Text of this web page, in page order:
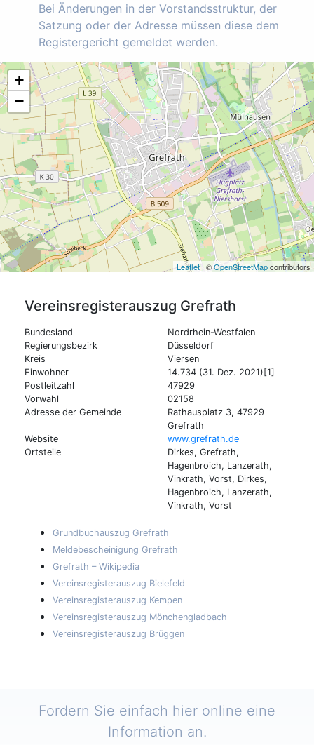
Bei Änderungen in der Vorstandsstruktur, der
Satzung oder der Adresse müssen diese dem
Registergericht gemeldet werden.
+
−
Leaflet| ©OpenStreetMapcontributors
Vereinsregisterauszug Grefrath
Bundesland
Nordrhein-Westfalen
Regierungsbezirk
Düsseldorf
Kreis
Viersen
Einwohner
14.734 (31. Dez. 2021)[1]
Postleitzahl
47929
Vorwahl
02158
Adresse der Gemeinde
Rathausplatz 3, 47929
Grefrath
Website
www.grefrath.de
Ortsteile
Dirkes, Grefrath,
Hagenbroich, Lanzerath,
Vinkrath, Vorst, Dirkes,
Hagenbroich, Lanzerath,
Vinkrath, Vorst
Grundbuchauszug Grefrath
Meldebescheinigung Grefrath
Grefrath – Wikipedia
Vereinsregisterauszug Bielefeld
Vereinsregisterauszug Kempen
Vereinsregisterauszug Mönchengladbach
Vereinsregisterauszug Brüggen
Fordern Sie einfach hier online eine
Information an.